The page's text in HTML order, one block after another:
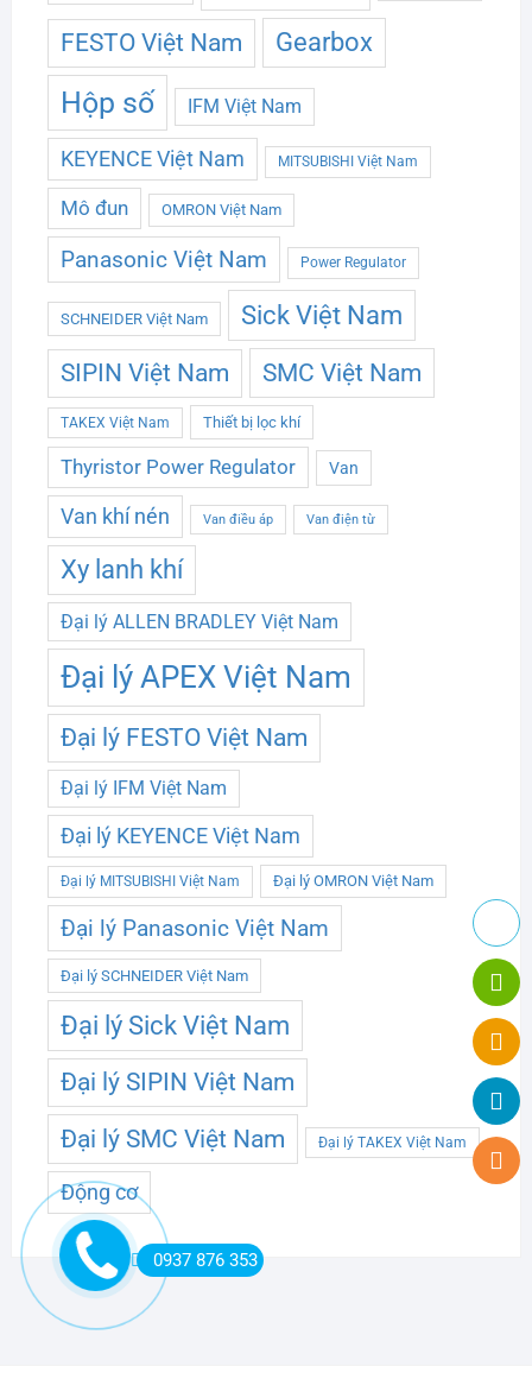
FESTO Việt Nam Gearbox
Hộp số IFM Việt Nam
KEYENCE Việt Nam MITSUBISHI Việt Nam
Mô đun OMRON Việt Nam
Panasonic Việt Nam Power Regulator
SCHNEIDER Việt Nam Sick Việt Nam
SIPIN Việt Nam SMC Việt Nam
TAKEX Việt Nam Thiết bị lọc khí
Thyristor Power Regulator Van
Van khí nén Van điều áp Van điện từ
Xy lanh khí
Đại lý ALLEN BRADLEY Việt Nam
Đại lý APEX Việt Nam
Đại lý FESTO Việt Nam
Đại lý IFM Việt Nam
Đại lý KEYENCE Việt Nam
Đại lý MITSUBISHI Việt Nam Đại lý OMRON Việt Nam
Đại lý Panasonic Việt Nam
Đại lý SCHNEIDER Việt Nam
Đại lý Sick Việt Nam
Đại lý SIPIN Việt Nam
Đại lý SMC Việt Nam Đại lý TAKEX Việt Nam
Động cơ
0937 876 353